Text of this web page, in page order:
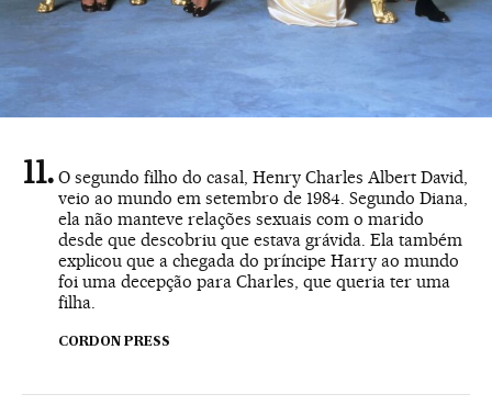
O segundo filho do casal, Henry Charles Albert David,
veio ao mundo em setembro de 1984. Segundo Diana,
ela não manteve relações sexuais com o marido
desde que descobriu que estava grávida. Ela também
explicou que a chegada do príncipe Harry ao mundo
foi uma decepção para Charles, que queria ter uma
filha.
CORDON PRESS